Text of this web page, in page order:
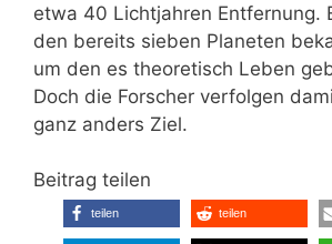
etwa 40 Lichtjahren Entfernung.
den bereits sieben Planeten
um den es theoretisch Leben
Doch die Forscher verfolgen
ganz anders Ziel.
Beitrag teilen
teilen teilen